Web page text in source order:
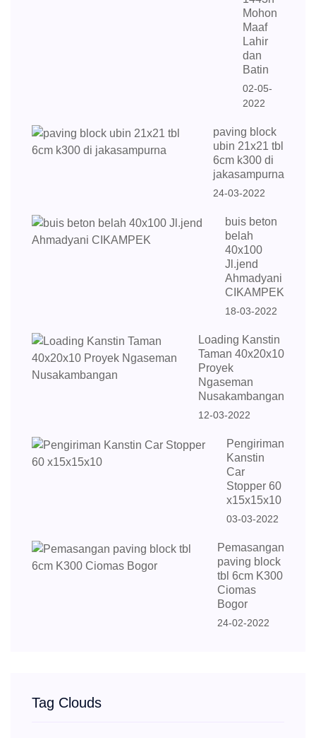
Mohon
Maaf
Lahir
dan
Batin
02-05-
2022
paving block
ubin 21x21 tbl
6cm k300 di
jakasampurna
24-03-2022
buis beton
belah
40x100
Jl.jend
Ahmadyani
CIKAMPEK
18-03-2022
Loading Kanstin
Taman 40x20x10
Proyek
Ngaseman
Nusakambangan
12-03-2022
Pengiriman
Kanstin
Car
Stopper 60
x15x15x10
03-03-2022
Pemasangan
paving block
tbl 6cm K300
Ciomas
Bogor
24-02-2022
Tag Clouds